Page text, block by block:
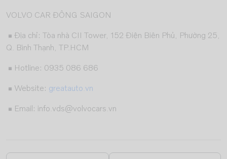
VOLVO CAR ĐÔNG SAIGON
Địa chỉ: Tòa nhà CII Tower, 152 Điện Biên Phủ, Phường 25,
Q. Bình Thạnh, TP.HCM
Hotline: 0935 086 686
Website: greatauto.vn
Email: info.vds@volvocars.vn